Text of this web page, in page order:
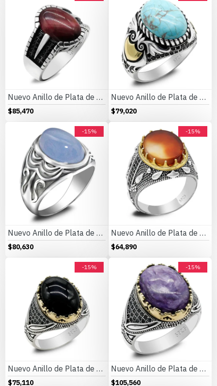
Nuevo Anillo de Plata de Ley 925 con forma de ojo de tigre rojo Natural, anillo de boda para hombres y mujeres, anillo exquisito de estilo Punk turco Original, regalo
$85,470
Nuevo Anillo de Plata de Ley 925 con turquesa Natural para hombre, alas Punk turcas, exquisito anillo de fiesta de cóctel para hombres y mujeres para amigos
$79,020
-15%
Nuevo Anillo de Plata de Ley 925 para hombre con piedra de ágata azul Natural, anillo Retro para parejas, conjunto de joyería de plata tailandesa, anillos para mujer
$80,630
-15%
Nuevo Anillo de Plata de Ley 925 para hombre, anillo de piedra de ágata Natural, joyería turca, anillo de pareja de Rock a la moda para mujer
$64,890
-15%
Nuevo Anillo de Plata de Ley 925 para hombres y mujeres con piedra de ágata Natural, diseño de tendencia turco hecho a mano, joyería exquisita Punk
$75,110
-15%
Nuevo Anillo de Plata de Ley 925 para hombres y mujeres con piedra de dragón púrpura Natural, diseño de tendencia turco hecho a mano, joyería exquisita Punk
$105,560